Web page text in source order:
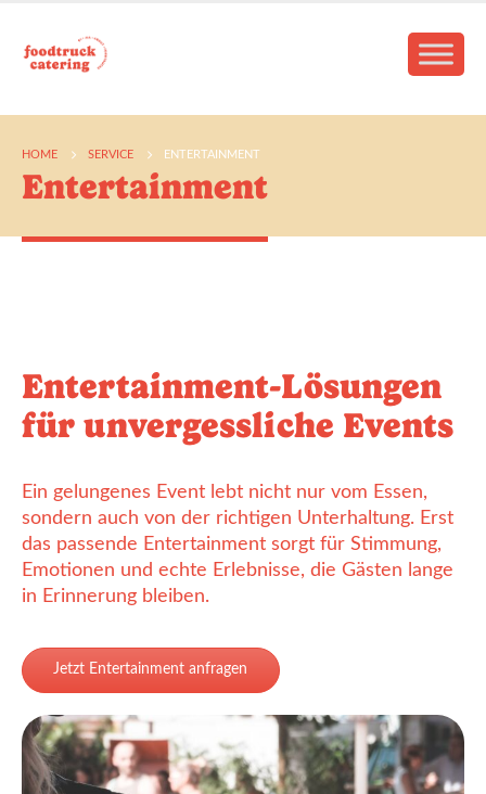
HOME SERVICE ENTERTAINMENT
Entertainment
Entertainment-Lösungen
für unvergessliche Events
Ein gelungenes Event lebt nicht nur vom Essen,
sondern auch von der richtigen Unterhaltung. Erst
das passende Entertainment sorgt für Stimmung,
Emotionen und echte Erlebnisse, die Gästen lange
in Erinnerung bleiben.
Jetzt Entertainment anfragen